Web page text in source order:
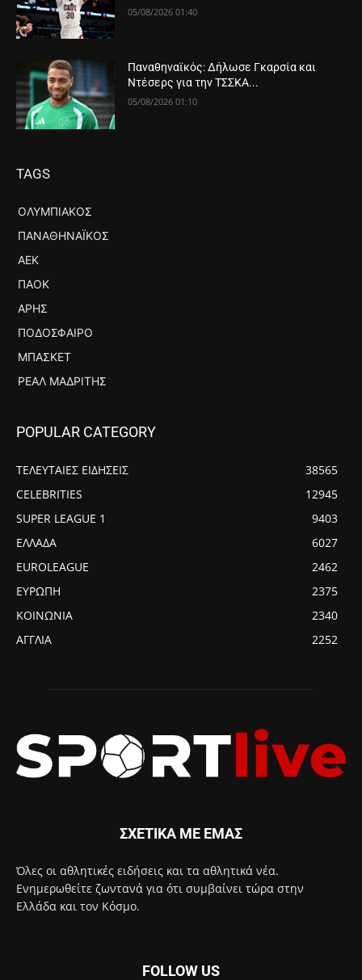
05/08/2026 01:40
Παναθηναϊκός: Δήλωσε Γκαρσία και
Ντέσερς για την ΤΣΣΚΑ...
05/08/2026 01:10
TAGS
ΟΛΥΜΠΙΑΚΌΣ
ΠΑΝΑΘΗΝΑΪΚΌΣ
ΑΕΚ
ΠΑΟΚ
ΆΡΗΣ
ΠΟΔΌΣΦΑΙΡΟ
ΜΠΆΣΚΕΤ
ΡΕΆΛ ΜΑΔΡΊΤΗΣ
POPULAR CATEGORY
ΤΕΛΕΥΤΑΙΕΣ ΕΙΔΗΣΕΙΣ
38565
CELEBRITIES
12945
SUPER LEAGUE 1
9403
ΕΛΛΑΔΑ
6027
EUROLEAGUE
2462
ΕΥΡΩΠΗ
2375
ΚΟΙΝΩΝΙΑ
2340
ΑΓΓΛΙΑ
2252
ΣΧΕΤΙΚΑ ΜΕ ΕΜΑΣ
Όλες οι αθλητικές ειδήσεις και τα αθλητικά νέα.
Ενημερωθείτε ζωντανά για ότι συμβαίνει τώρα στην
Ελλάδα και τον Κόσμο.
FOLLOW US